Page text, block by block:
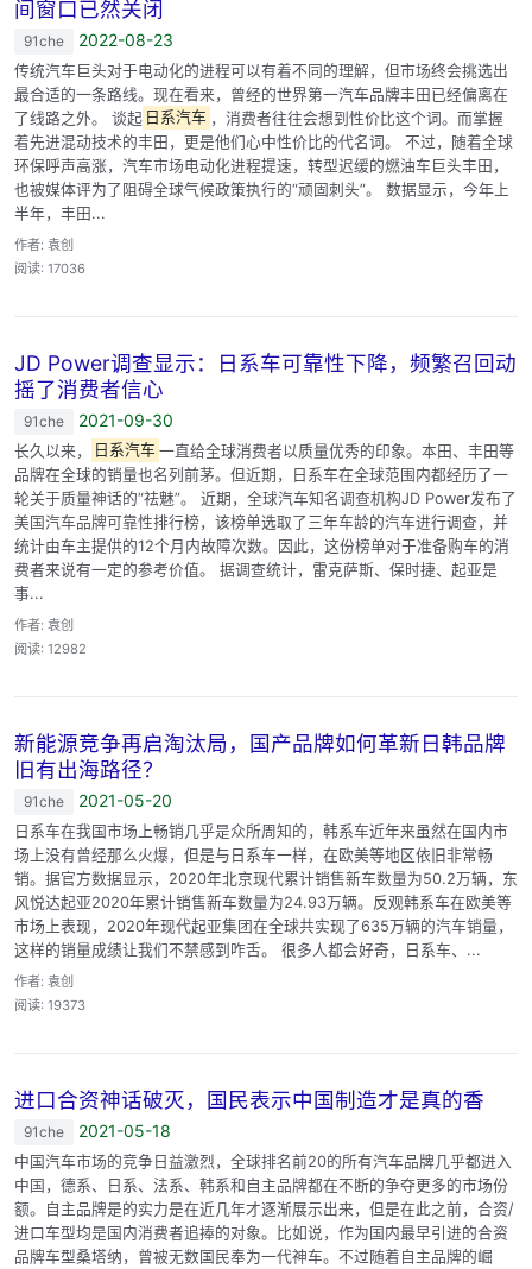
间窗口已然关闭
91che 2022-08-23
传统汽车巨头对于电动化的进程可以有着不同的理解，但市场终会挑选出
最合适的一条路线。现在看来，曾经的世界第一汽车品牌丰田已经偏离在
了线路之外。 谈起 日系汽车 ，消费者往往会想到性价比这个词。而掌握
着先进混动技术的丰田，更是他们心中性价比的代名词。 不过，随着全球
环保呼声高涨，汽车市场电动化进程提速，转型迟缓的燃油车巨头丰田，
也被媒体评为了阻碍全球气候政策执行的“顽固刺头”。 数据显示，今年上
半年，丰田...
作者: 袁创
阅读: 17036
JD Power调查显示：日系车可靠性下降，频繁召回动
摇了消费者信心
91che 2021-09-30
长久以来， 日系汽车 一直给全球消费者以质量优秀的印象。本田、丰田等
品牌在全球的销量也名列前茅。但近期，日系车在全球范围内都经历了一
轮关于质量神话的“祛魅”。 近期，全球汽车知名调查机构JD Power发布了
美国汽车品牌可靠性排行榜，该榜单选取了三年车龄的汽车进行调查，并
统计由车主提供的12个月内故障次数。因此，这份榜单对于准备购车的消
费者来说有一定的参考价值。 据调查统计，雷克萨斯、保时捷、起亚是
事...
作者: 袁创
阅读: 12982
新能源竞争再启淘汰局，国产品牌如何革新日韩品牌
旧有出海路径？
91che 2021-05-20
日系车在我国市场上畅销几乎是众所周知的，韩系车近年来虽然在国内市
场上没有曾经那么火爆，但是与日系车一样，在欧美等地区依旧非常畅
销。据官方数据显示，2020年北京现代累计销售新车数量为50.2万辆，东
风悦达起亚2020年累计销售新车数量为24.93万辆。反观韩系车在欧美等
市场上表现，2020年现代起亚集团在全球共实现了635万辆的汽车销量，
这样的销量成绩让我们不禁感到咋舌。 很多人都会好奇，日系车、...
作者: 袁创
阅读: 19373
进口合资神话破灭，国民表示中国制造才是真的香
91che 2021-05-18
中国汽车市场的竞争日益激烈，全球排名前20的所有汽车品牌几乎都进入
中国，德系、日系、法系、韩系和自主品牌都在不断的争夺更多的市场份
额。自主品牌是的实力是在近几年才逐渐展示出来，但是在此之前，合资/
进口车型均是国内消费者追捧的对象。比如说，作为国内最早引进的合资
品牌车型桑塔纳，曾被无数国民奉为一代神车。不过随着自主品牌的崛